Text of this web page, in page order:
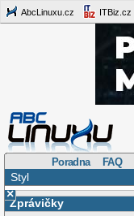
AbcLinuxu.cz ITBiz.cz
Poradna FAQ
Styl
×
Zprávičky